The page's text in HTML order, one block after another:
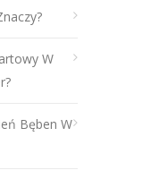
W
Bęben W